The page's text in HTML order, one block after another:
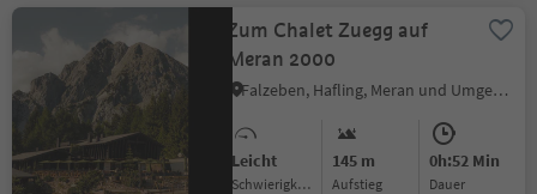
Zum Chalet Zuegg auf
Meran 2000
Falzeben, Hafling, Meran und Umgebung
Leicht
Schwierigkeitsgrad
145 m
Aufstieg
0h:52 Min
Dauer